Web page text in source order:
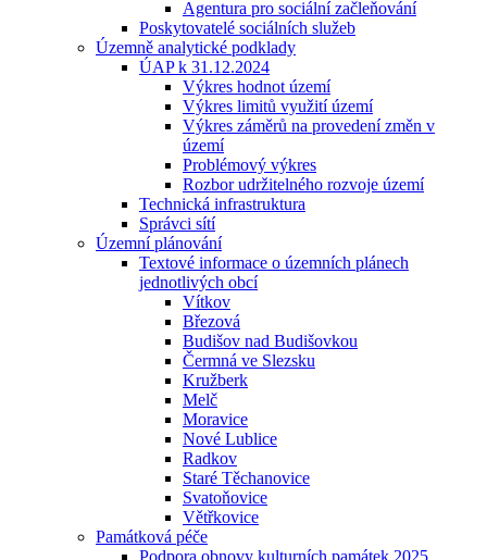
Agentura pro sociální začleňování
Poskytovatelé sociálních služeb
Územně analytické podklady
ÚAP k 31.12.2024
Výkres hodnot území
Výkres limitů využití území
Výkres záměrů na provedení změn v
území
Problémový výkres
Rozbor udržitelného rozvoje území
Technická infrastruktura
Správci sítí
Územní plánování
Textové informace o územních plánech
jednotlivých obcí
Vítkov
Březová
Budišov nad Budišovkou
Čermná ve Slezsku
Kružberk
Melč
Moravice
Nové Lublice
Radkov
Staré Těchanovice
Svatoňovice
Větřkovice
Památková péče
Podpora obnovy kulturních památek 2025